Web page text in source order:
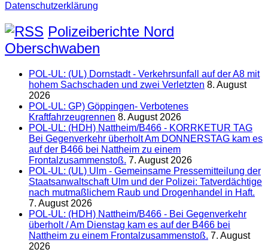
Datenschutzerklärung
Polizeiberichte Nord
Oberschwaben
POL-UL: (UL) Dornstadt - Verkehrsunfall auf der A8 mit
hohem Sachschaden und zwei Verletzten 8. August
2026
POL-UL: GP) Göppingen- Verbotenes
Kraftfahrzeugrennen 8. August 2026
POL-UL: (HDH) Nattheim/B466 - KORRKETUR TAG
Bei Gegenverkehr überholt Am DONNERSTAG kam es
auf der B466 bei Nattheim zu einem
Frontalzusammenstoß. 7. August 2026
POL-UL: (UL) Ulm - Gemeinsame Pressemitteilung der
Staatsanwaltschaft Ulm und der Polizei: Tatverdächtige
nach mutmaßlichem Raub und Drogenhandel in Haft.
7. August 2026
POL-UL: (HDH) Nattheim/B466 - Bei Gegenverkehr
überholt / Am Dienstag kam es auf der B466 bei
Nattheim zu einem Frontalzusammenstoß. 7. August
2026